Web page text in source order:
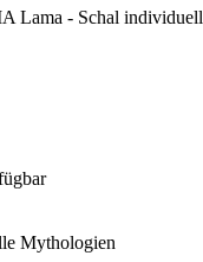
Lama - Schal individuell
Mythologien